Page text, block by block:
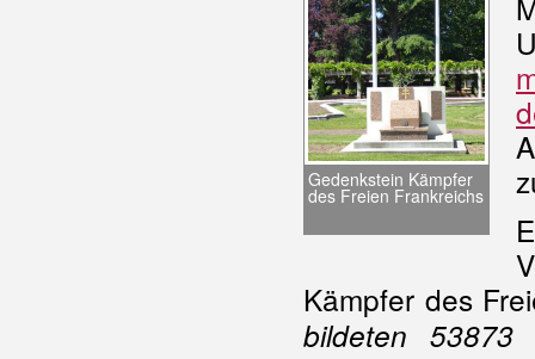
Gedenkstein Kämpfer
des Freien Frankreichs
Kämpfer des
bildeten